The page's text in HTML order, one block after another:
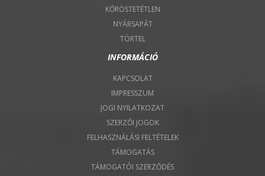
KŐRÖSTETÉTLEN
NYÁRSAPÁT
TÖRTEL
INFORMÁCIÓ
KAPCSOLAT
IMPRESSZUM
JOGI NYILATKOZAT
SZERZŐI JOGOK
FELHASZNÁLÁSI FELTÉTELEK
TÁMOGATÁS
TÁMOGATÓI SZERZŐDÉS